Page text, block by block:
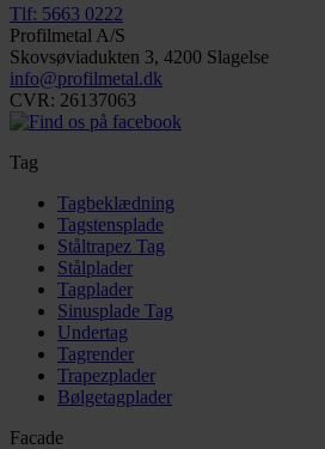
Tlf: 5663 0222
Profilmetal A/S
Skovsøviadukten 3, 4200 Slagelse
info@profilmetal.dk
CVR: 26137063
Tag
Tagbeklædning
Tagstensplade
Ståltrapez Tag
Stålplader
Tagplader
Sinusplade Tag
Undertag
Tagrender
Trapezplader
Bølgetagplader
Facade